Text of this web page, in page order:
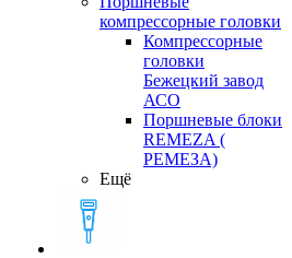
компрессорные головки
Компрессорные
головки
Бежецкий завод
АСО
Поршневые блоки
REMEZA (
РЕМЕЗА)
Ещё